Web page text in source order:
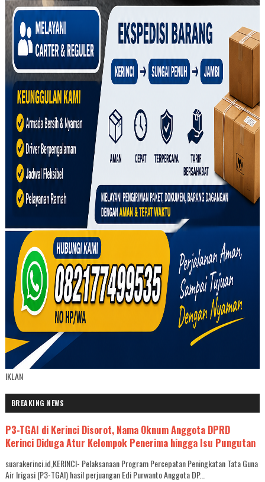
IKLAN
BREAKING NEWS
P3-TGAI di Kerinci Disorot, Nama Oknum Anggota DPRD
Kerinci Diduga Atur Kelompok Penerima hingga Isu Pungutan
suarakerinci.id,KERINCI- Pelaksanaan Program Percepatan Peningkatan Tata Guna
Air Irigasi (P3-TGAI) hasil perjuangan Edi Purwanto Anggota DP...